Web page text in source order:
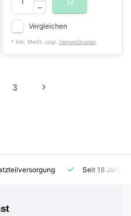
Vergleichen
* Inkl. MwSt. zzgl. Versandkosten
3
Seit 18